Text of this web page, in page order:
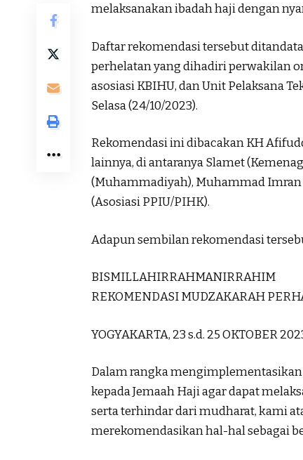
melaksanakan ibadah haji dengan
Daftar rekomendasi tersebut
perhelatan yang dihadiri perwakilan
asosiasi KBIHU, dan Unit Pelaksana
Selasa (24/10/2023).
Rekomendasi ini dibacakan KH
lainnya, di antaranya Slamet
(Muhammadiyah), Muhammad Imran
(Asosiasi PPIU/PIHK).
Adapun sembilan rekomendasi
BISMILLAHIRRAHMANIRRAHIM
REKOMENDASI MUDZAKARAH
YOGYAKARTA, 23 s.d. 25 OKTOBER
Dalam rangka
kepada Jemaah Haji agar dapat
serta terhindar dari mudharat, kami
merekomendasikan hal-hal sebagai